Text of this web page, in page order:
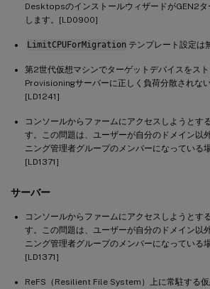
DesktopsのインストールウィザードがGEN2タ
します。[LD0900]
LimitCPUForMigration テンプレート設定は
第2世代仮想マシンでターゲットデバイスをスト
Provisioningサーバーに正しく負荷分散されない
[LD1241]
コンソールからファームにアクセスしようとす
す。この問題は、ユーザーが自分のドメイン以
ニング管理者グループのメンバーになっている
[LD1371]
サーバー
コンソールからファームにアクセスしようとす
す。この問題は、ユーザーが自分のドメイン以
ニング管理者グループのメンバーになっている
[LD1371]
ReFS（Resilient File System）上に常駐する